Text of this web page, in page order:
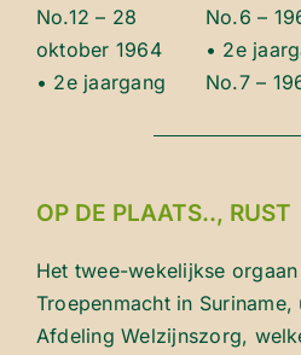
No.12 – 28
oktober 1964
• 2e jaargang
No.6 –
• 2e
No.7 –
OP DE PLAATS.., RUST
Het twee-wekelijkse
Troepenmacht in
Afdeling Welzijnszorg,